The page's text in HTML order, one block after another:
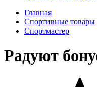
Главная
Спортивные товары
Спортмастер
Радуют